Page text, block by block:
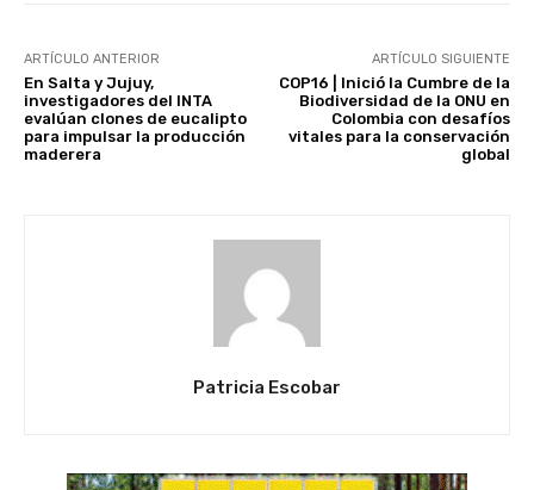
ARTÍCULO ANTERIOR
En Salta y Jujuy,
investigadores del INTA
evalúan clones de eucalipto
para impulsar la producción
maderera
ARTÍCULO SIGUIENTE
COP16 | Inició la Cumbre de la
Biodiversidad de la ONU en
Colombia con desafíos
vitales para la conservación
global
Patricia Escobar